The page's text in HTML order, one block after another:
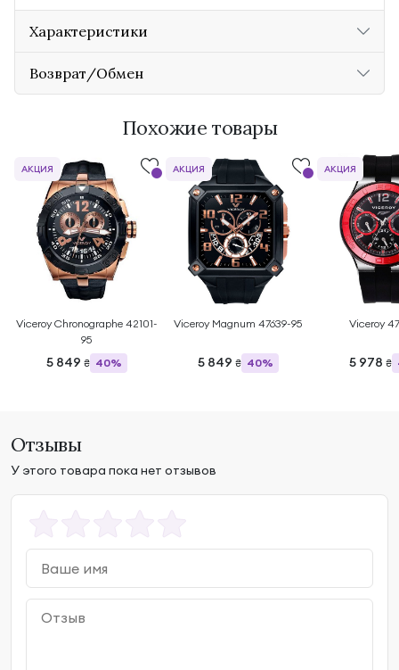
Характеристики
Возврат/Обмен
Похожие товары
Viceroy Chronographe 42101-
95
5 849 ₴ 40%
АКЦИЯ
Viceroy Magnum 47639-95
5 849 ₴ 40%
АКЦИЯ
Viceroy
5 978 ₴
АКЦИЯ
Отзывы
У этого товара пока нет отзывов